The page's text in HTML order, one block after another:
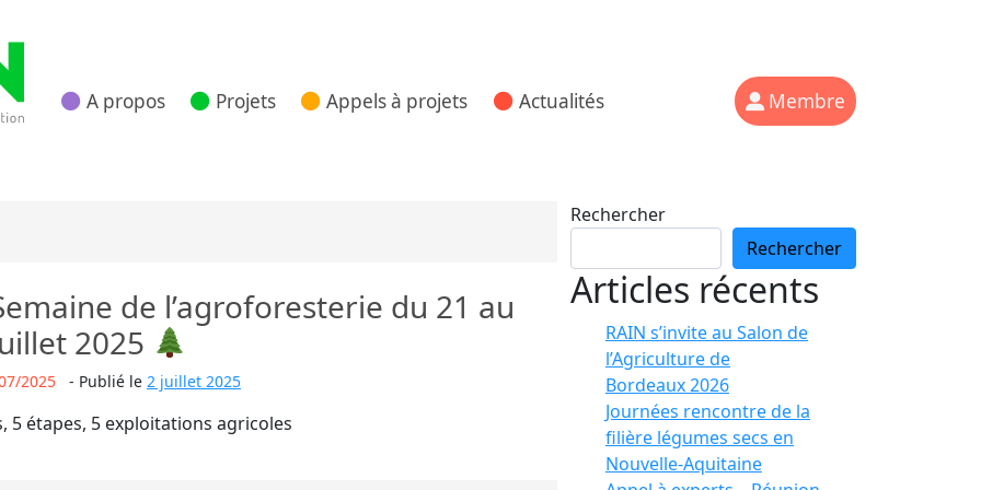
A propos Projets Appels à projets Actualités Membre
de l’agroforesterie du 21 au
2025
2025 - Publié le 2 juillet 2025
5 étapes, 5 exploitations agricoles
Rechercher
Rechercher
Articles récents
RAIN s’invite au Salon de
l’Agriculture de
Bordeaux 2026
Journées rencontre de la
filière légumes secs en
Nouvelle-Aquitaine